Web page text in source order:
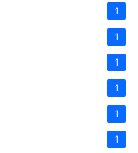
1
1
1
1
1
1